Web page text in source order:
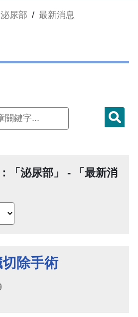
泌尿部 / 最新消息
「泌尿部」 - 「最新消
除手術